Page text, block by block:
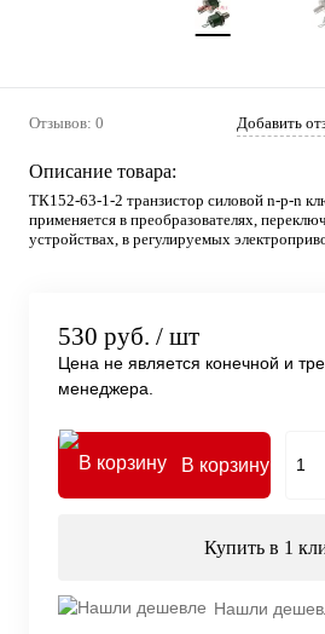
Отзывов: 0 Добавить
Описание товара:
ТК152-63-1-2 транзистор силовой n-p-n
применяется в преобразователях,
устройствах, в регулируемых
530 руб. / шт
Цена не является конечной и
менеджера.
В корзину
Купить в 1
Нашли